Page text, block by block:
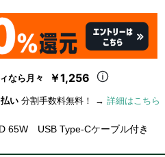
なら月々 ￥1,256
い 分割手数料無料！ → 詳細はこちら
65W USB Type-Cケーブル付き